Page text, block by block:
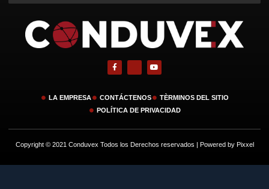
LA EMPRESA CONTÁCTENOS
TÈRMINOS DEL SITIO
POLÍTICA DE PRIVACIDAD
Copyright © 2021 Conduvex Todos los Derechos reservados | Powered by Pixxel